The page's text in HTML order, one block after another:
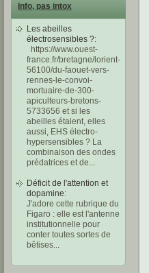
Info, pas intox
Les abeilles
électrosensibles ?:
https://www.ouest-
france.fr/bretagne/lorient-
56100/du-faouet-vers-
rennes-le-convoi-
mortuaire-de-300-
apiculteurs-bretons-
5733656 et si les
abeilles étaient, elles
aussi, EHS électro-
hypersensibles ? La
combinaison des ondes
prédatrices et de...
Déficit de l'attention et
dopamine:
J'adore cette rubrique du
Figaro : elle est l'antenne
institutionnelle pour
conter toutes sortes de
bêtises...